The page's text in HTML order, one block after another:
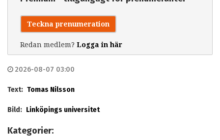
Teckna prenumeration
Redan medlem? Logga in här
2026-08-07 03:00
Text: Tomas Nilsson
Bild: Linköpings universitet
Kategorier: